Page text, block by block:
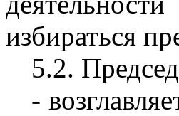
избираться
5.2.
-